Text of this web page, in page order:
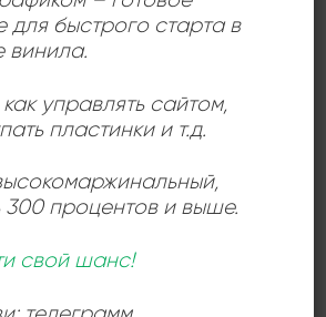
года в Нью-Йорке, США.
Add to
wishlist
The
быстрого старта в
винила.
управлять сайтом,
пластинки и т.д.
,
300 процентов и выше.
свой шанс!